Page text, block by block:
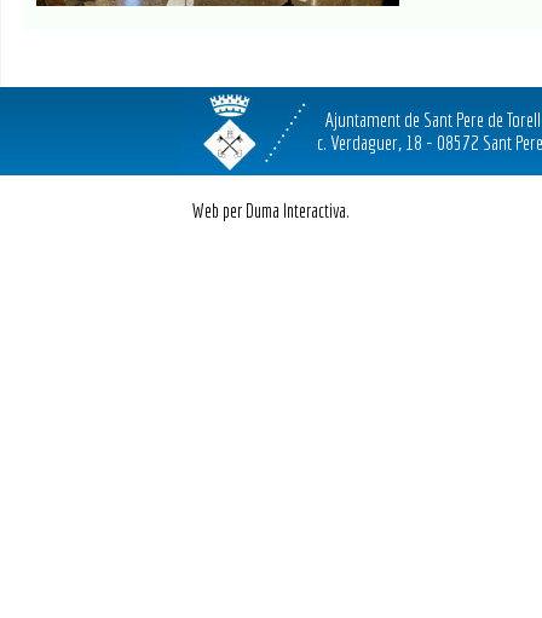
Ajuntament de Sant Pere de
c. Verdaguer, 18 - 08572 Sant
Web per Duma Interactiva.